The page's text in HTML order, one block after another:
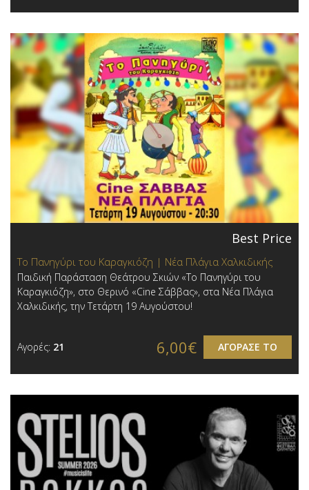
Best Price
Το Πανηγύρι του Καραγκιόζη | Νέα Πλάγια Χαλκιδικής
Παιδική Παράσταση Θεάτρου Σκιών «Το Πανηγύρι του
Καραγκιόζη», στο Θερινό «Cine Σάββας», στα Νέα Πλάγια
Χαλκιδικής, την Τετάρτη 19 Αυγούστου!
Αγορές: 21 ΑΓΟΡΑΣΕ ΤΟ
6,00€